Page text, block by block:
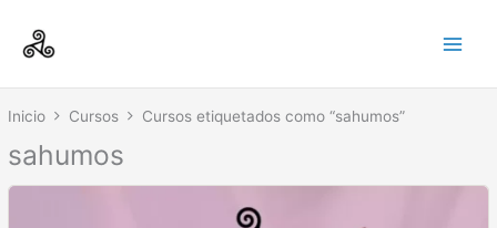
contenido
Inicio Cursos Cursos etiquetados como “sahumos”
sahumos